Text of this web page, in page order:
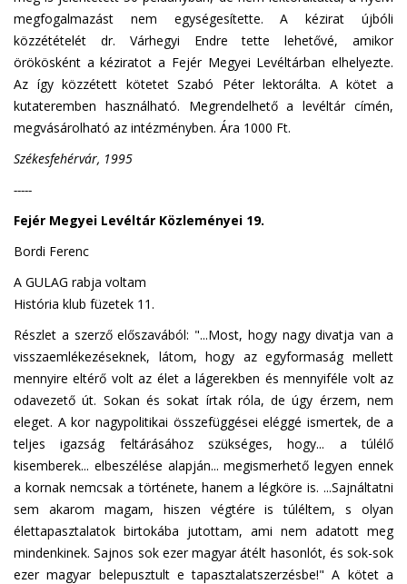
megfogalmazást nem egységesítette. A kézirat újbóli
közzétételét dr. Várhegyi Endre tette lehetővé, amikor
örökösként a kéziratot a Fejér Megyei Levéltárban elhelyezte.
Az így közzétett kötetet Szabó Péter lektorálta. A kötet a
kutateremben használható. Megrendelhető a levéltár címén,
megvásárolható az intézményben. Ára 1000 Ft.
Székesfehérvár, 1995
-----
Fejér Megyei Levéltár Közleményei 19.
Bordi Ferenc
A GULAG rabja voltam
História klub füzetek 11.
Részlet a szerző előszavából: "...Most, hogy nagy divatja van a
visszaemlékezéseknek, látom, hogy az egyformaság mellett
mennyire eltérő volt az élet a lágerekben és mennyiféle volt az
odavezető út. Sokan és sokat írtak róla, de úgy érzem, nem
eleget. A kor nagypolitikai összefüggései eléggé ismertek, de a
teljes igazság feltárásához szükséges, hogy... a túlélő
kisemberek... elbeszélése alapján... megismerhető legyen ennek
a kornak nemcsak a története, hanem a légköre is. ...Sajnáltatni
sem akarom magam, hiszen végtére is túléltem, s olyan
élettapasztalatok birtokába jutottam, ami nem adatott meg
mindenkinek. Sajnos sok ezer magyar átélt hasonlót, és sok-sok
ezer magyar belepusztult e tapasztalatszerzésbe!" A kötet a